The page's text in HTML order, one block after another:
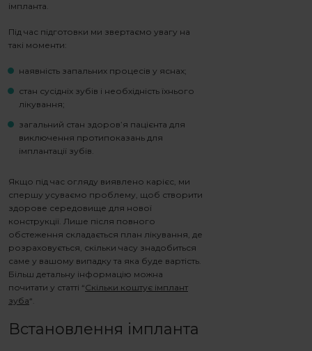
імпланта.
Під час підготовки ми звертаємо увагу на
такі моменти:
наявність запальних процесів у яснах;
стан сусідніх зубів і необхідність їхнього
лікування;
загальний стан здоров’я пацієнта для
виключення протипоказань для
імплантації зубів.
Якщо під час огляду виявлено карієс, ми
спершу усуваємо проблему, щоб створити
здорове середовище для нової
конструкції. Лише після повного
обстеження складається план лікування, де
розраховується, скільки часу знадобиться
саме у вашому випадку та яка буде вартість.
Більш детальну інформацію можна
почитати у статті “Скільки коштує імплант
зуба“
Встановлення імпланта